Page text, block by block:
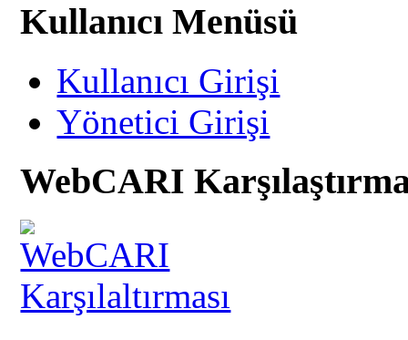
Kullanıcı Menüsü
Kullanıcı Girişi
Yönetici Girişi
WebCARI